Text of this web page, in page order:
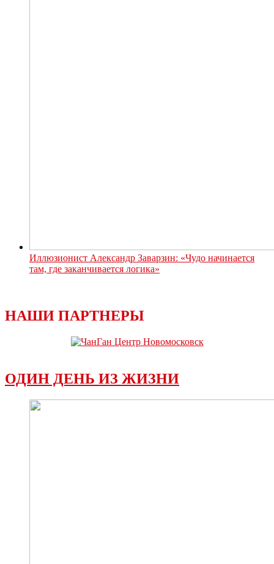
Иллюзионист Александр Заварзин: «Чудо начинается
там, где заканчивается логика»
НАШИ ПАРТНЕРЫ
ОДИН ДЕНЬ ИЗ ЖИЗНИ